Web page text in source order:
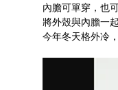
內膽可單穿，也
將外殼與內膽一
今年冬天格外冷